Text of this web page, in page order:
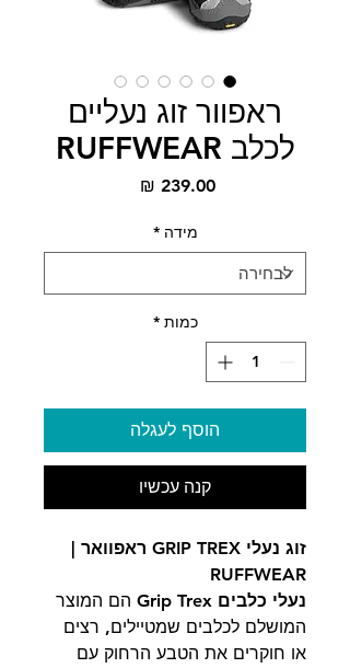
ראפוור זוג נעליים
לכלב RUFFWEAR
מידה *
כמות *
הוסף לעגלה
קנה עכשיו
זוג נעלי GRIP TREX ראפוואר |
RUFFWEAR
נעלי כלבים Grip Trex
הם המוצר
המושלם לכלבים שמטיילים, רצים
או חוקרים את הטבע הרחוק עם